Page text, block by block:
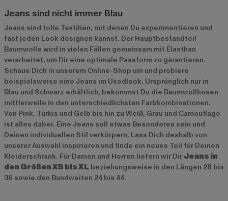
Jeans sind nicht immer Blau
Jeans sind tolle Textilien, mit denen Du experimentieren und
fast jeden Look designen kannst. Der Hauptbestandteil
Baumwolle wird in vielen Fällen gemeinsam mit Elasthan
verarbeitet, um Dir eine optimale Passform zu garantieren.
Schaue Dich in unserem Online-Shop um und probiere
beispielsweise eine Jeans im Usedlook. Ursprünglich nur in
Blau und Schwarz erhältlich, bekommst Du die Baumwollhosen
mittlerweile in den unterschiedlichsten Farbkombinationen.
Von Pink, Türkis und Gelb bis hin zu Weiß, Grau und Camouflage
ist alles dabei. Eine Jeans soll etwas Besonderes sein und
Deinen individuellen Stil verkörpern. Lass Dich deshalb von
unserer Auswahl inspirieren und finde ein neues Teil für Deinen
Kleiderschrank. Für Damen und Herren liefern wir Dir Jeans in
den Größen XS bis XL beziehungsweise in den Längen 28 bis
36 sowie den Bundweiten 24 bis 44.